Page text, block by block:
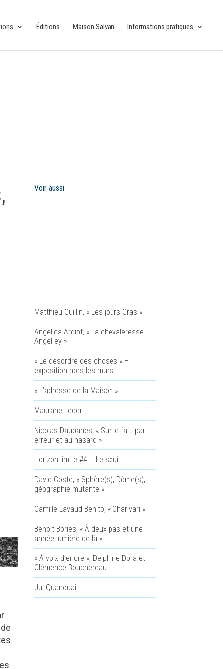
Éditions Maison Salvan Informations pratiques
Voir aussi
Matthieu Guillin, « Les jours Gras »
Angelica Ardiot, « La chevaleresse
Angel·ey »
« Le désordre des choses » –
exposition hors les murs
« L’adresse de la Maison »
Maurane Leder
Nicolas Daubanes, « Sur le fait, par
erreur et au hasard »
Horizon limite #4 – Le seuil
David Coste, « Sphère(s), Dôme(s),
géographie mutante »
Camille Lavaud Benito, « Charivari »
Benoit Bories, « À deux pas et une
année lumière de là »
« À voix d’encre », Delphine Dora et
Clémence Bouchereau
Jul Quanouai